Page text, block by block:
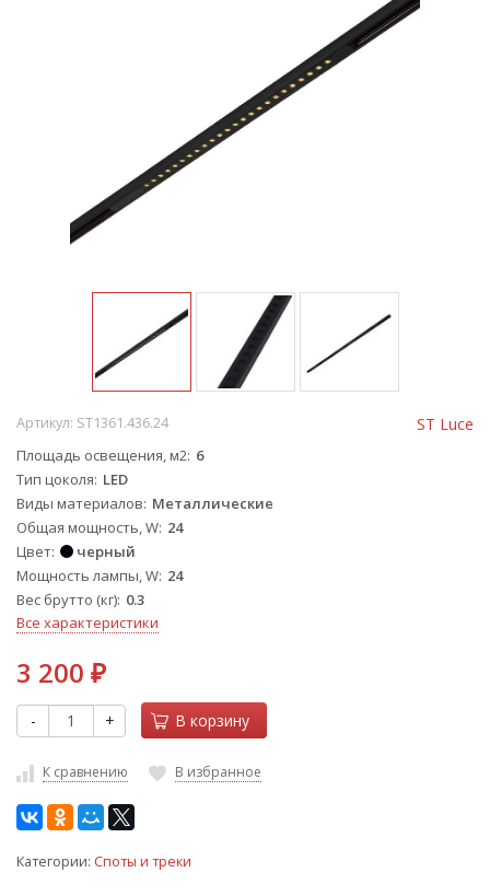
ST Luce
Артикул: ST1361.436.24
Площадь освещения, м2 6
Тип цоколя LED
Виды материалов Металлические
Общая мощность, W 24
Цвет
черный
Мощность лампы, W 24
Вес брутто (кг) 0.3
Все характеристики
3 200 ₽
- + В корзину
К сравнению В избранное
Категории: Споты и треки